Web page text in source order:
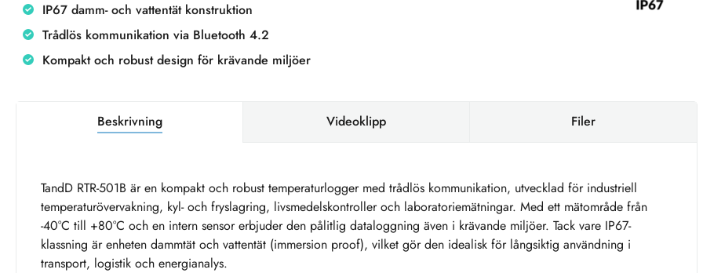
IP67 damm- och vattentät konstruktion
Trådlös kommunikation via Bluetooth 4.2
Kompakt och robust design för krävande miljöer
Beskrivning Videoklipp Filer
TandD RTR-501B är en kompakt och robust temperaturlogger med trådlös kommunikation, utvecklad för industriell
temperaturövervakning, kyl- och fryslagring, livsmedelskontroller och laboratoriemätningar. Med ett mätområde från
-40°C till +80°C och en intern sensor erbjuder den pålitlig dataloggning även i krävande miljöer. Tack vare IP67-
klassning är enheten dammtät och vattentät (immersion proof), vilket gör den idealisk för långsiktig användning i
transport, logistik och energianalys.